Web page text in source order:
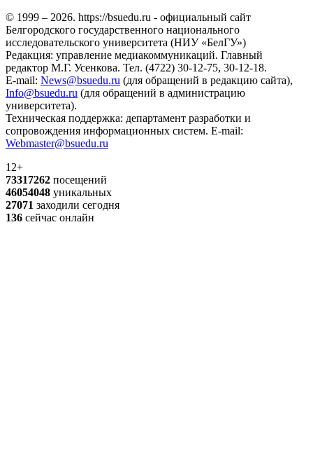
© 1999 – 2026. https://bsuedu.ru - официальный сайт
Белгородского государственного национального
исследовательского университета (НИУ «БелГУ»)
Редакция: управление медиакоммуникаций. Главный
редактор М.Г. Усенкова. Тел. (4722) 30-12-75, 30-12-18.
E-mail: News@bsuedu.ru (для обращений в редакцию сайта),
Info@bsuedu.ru (для обращений в администрацию
университета).
Техническая поддержка: департамент разработки и
сопровождения информационных систем. E-mail:
Webmaster@bsuedu.ru
12+
73317262 посещений
46054048 уникальных
27071 заходили сегодня
136 сейчас онлайн